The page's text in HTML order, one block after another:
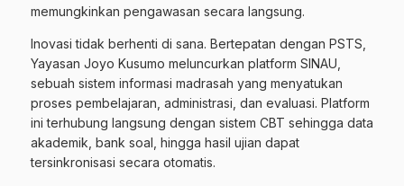
memungkinkan pengawasan secara langsung.
Inovasi tidak berhenti di sana. Bertepatan dengan PSTS,
Yayasan Joyo Kusumo meluncurkan platform SINAU,
sebuah sistem informasi madrasah yang menyatukan
proses pembelajaran, administrasi, dan evaluasi. Platform
ini terhubung langsung dengan sistem CBT sehingga data
akademik, bank soal, hingga hasil ujian dapat
tersinkronisasi secara otomatis.